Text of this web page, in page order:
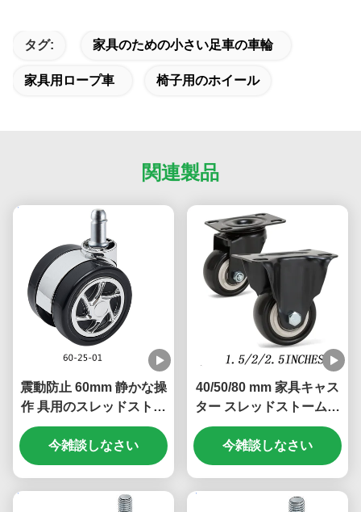
タグ: 家具のための小さい足車の車輪
家具用ロープ車 椅子用のホイール
関連製品
震動防止 60mm 静かな操
作 具用のスレッドストー
ムキャスターホイール
今雑談しなさい
40/50/80 mm 家具キャス
ター スレッドストームキ
ャスターホイール PVC
小椅子キャスター 1/1.5/2
インチ オフィス本棚 ベッ
今雑談しなさい